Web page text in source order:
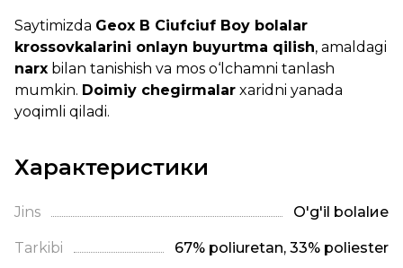
Saytimizda Geox B Ciufciuf Boy bolalar
krossovkalarini onlayn buyurtma qilish, amaldagi
narx bilan tanishish va mos o‘lchamni tanlash
mumkin. Doimiy chegirmalar xaridni yanada
yoqimli qiladi.
Характеристики
Jins O'g'il bolalие
Tarkibi 67% poliuretan, 33% poliester